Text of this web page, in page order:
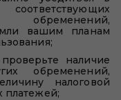
обременений,
вашим планам
наличие
обременений,
налоговой
платежей;